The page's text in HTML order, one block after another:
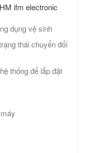
ifm electronic
dụng vệ sinh
thái chuyển đổi
thống để lắp đặt